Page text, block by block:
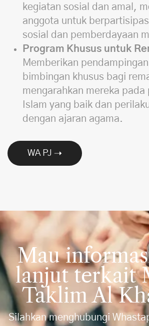
kegiatan sosial dan amal,
anggota untuk
sosial dan pemberdayaan
Program Khusus untuk
Memberikan
bimbingan khusus bagi
mengarahkan mereka pada
Islam yang baik dan
dengan ajaran agama.
WA PJ
Mau
lanjut terkait
Taklim Al
Silahkan menghubungi